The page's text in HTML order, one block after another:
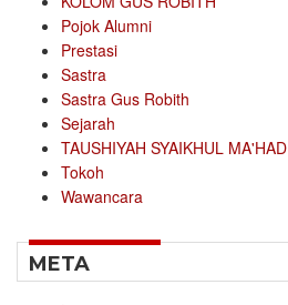
Pojok Alumni
Prestasi
Sastra
Sastra Gus Robith
Sejarah
TAUSHIYAH SYAIKHUL MA'HAD
Tokoh
Wawancara
META